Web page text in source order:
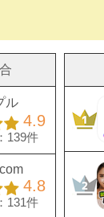
ル
4.9
139件
4.8
131件